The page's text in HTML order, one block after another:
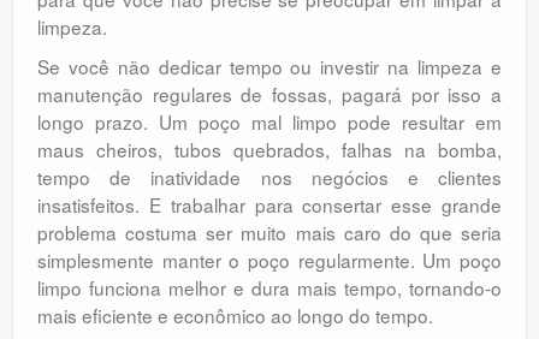
limpeza.
Se você não dedicar tempo ou investir na limpeza e
manutenção regulares de fossas, pagará por isso a
longo prazo. Um poço mal limpo pode resultar em
maus cheiros, tubos quebrados, falhas na bomba,
tempo de inatividade nos negócios e clientes
insatisfeitos. E trabalhar para consertar esse grande
problema costuma ser muito mais caro do que seria
simplesmente manter o poço regularmente. Um poço
limpo funciona melhor e dura mais tempo, tornando-o
mais eficiente e econômico ao longo do tempo.